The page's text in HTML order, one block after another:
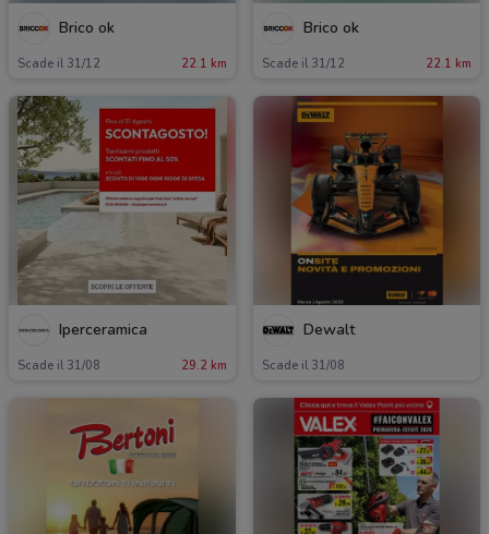
Brico ok
Scade il 31/12 22.1 km
Brico ok
Scade il 31/12 22.1 km
Iperceramica
Scade il 31/08 29.2 km
Dewalt
Scade il 31/08